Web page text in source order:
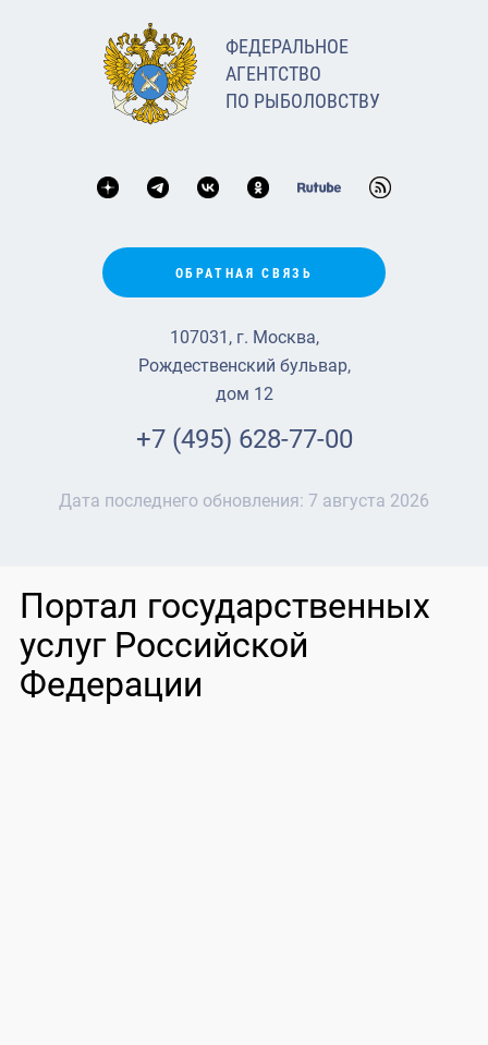
ФЕДЕРАЛЬНОЕ
АГЕНТСТВО
ПО РЫБОЛОВСТВУ
ОБРАТНАЯ СВЯЗЬ
107031, г. Москва,
Рождественский бульвар,
дом 12
+7 (495) 628-77-00
Дата последнего обновления: 7 августа 2026
Портал государственных
услуг Российской
Федерации